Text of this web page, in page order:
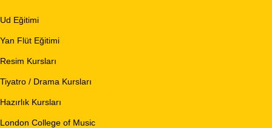
Ud Eğitimi
Yan Flüt Eğitimi
Resim Kursları
Tiyatro / Drama Kursları
Hazırlık Kursları
London College of Music